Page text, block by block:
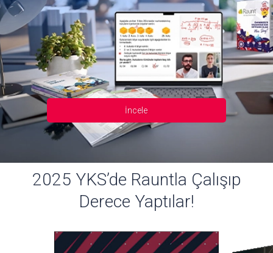
İncele
2025 YKS’de Rauntla Çalışıp
Derece Yaptılar!